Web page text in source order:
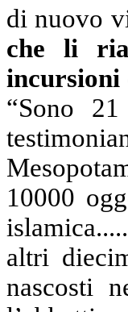
di nuovo
che li
incursioni
“Sono
10000
altri
nascosti